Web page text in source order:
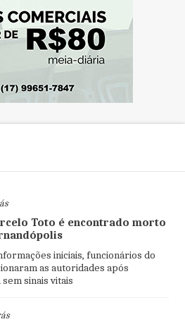
Toto é encontrado morto
iniciais, funcionários do
as autoridades após
sinais vitais